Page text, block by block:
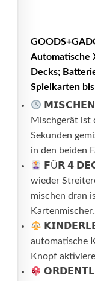
Automatische
Decks;
Spielkarten
𝗠𝗜𝗦𝗖𝗛𝗘𝗡
Mischgerät ist
Sekunden
in den beiden
𝗙Ü𝗥 𝟰
wieder
mischen dran
automatische
Knopf